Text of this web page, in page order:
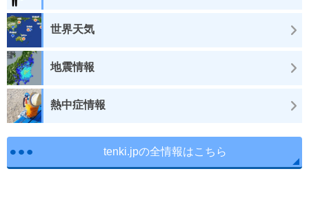
世界天気
地震情報
熱中症情報
tenki.jpの全情報はこちら